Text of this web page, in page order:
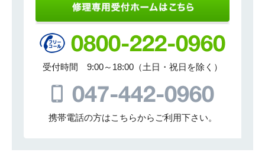
受付時間 9:00～18:00（土日・祝日を除く）
携帯電話の方はこちらからご利用下さい。